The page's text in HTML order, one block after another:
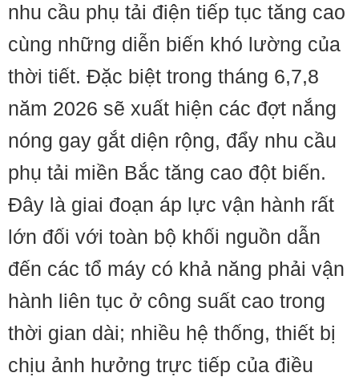
nhu cầu phụ tải điện tiếp tục tăng cao
cùng những diễn biến khó lường của
thời tiết. Đặc biệt trong tháng 6,7,8
năm 2026 sẽ xuất hiện các đợt nắng
nóng gay gắt diện rộng, đẩy nhu cầu
phụ tải miền Bắc tăng cao đột biến.
Đây là giai đoạn áp lực vận hành rất
lớn đối với toàn bộ khối nguồn dẫn
đến các tổ máy có khả năng phải vận
hành liên tục ở công suất cao trong
thời gian dài; nhiều hệ thống, thiết bị
chịu ảnh hưởng trực tiếp của điều